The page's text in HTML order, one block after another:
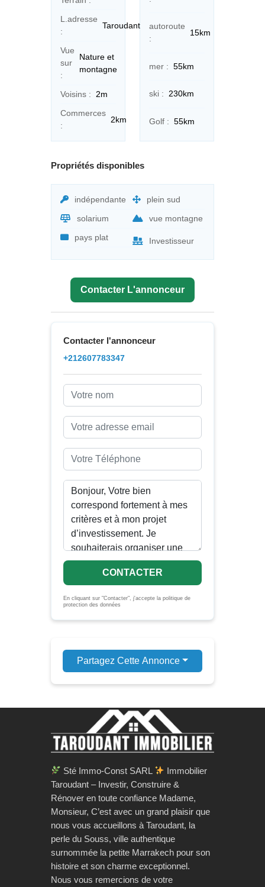
L.adresse
:
Taroudant
Vue
sur
:
Nature et
montagne
Voisins :
2m
Commerces
:
2km
autoroute
:
15km
mer : 55km
ski : 230km
Golf : 55km
Propriétés disponibles
indépendante
plein sud
solarium
vue montagne
pays plat
Investisseur
Contacter L'annonceur
Contacter l'annonceur
+212607783347
CONTACTER
En cliquant sur "Contacter", j'accepte la politique de
protection des données
Partagez Cette Annonce
Sté Immo-Const SARL
Immobilier
Taroudant – Investir, Construire &
Rénover en toute confiance Madame,
Monsieur, C’est avec un grand plaisir que
nous vous accueillons à Taroudant, la
perle du Souss, ville authentique
surnommée la petite Marrakech pour son
histoire et son charme exceptionnel.
Nous vous remercions de votre